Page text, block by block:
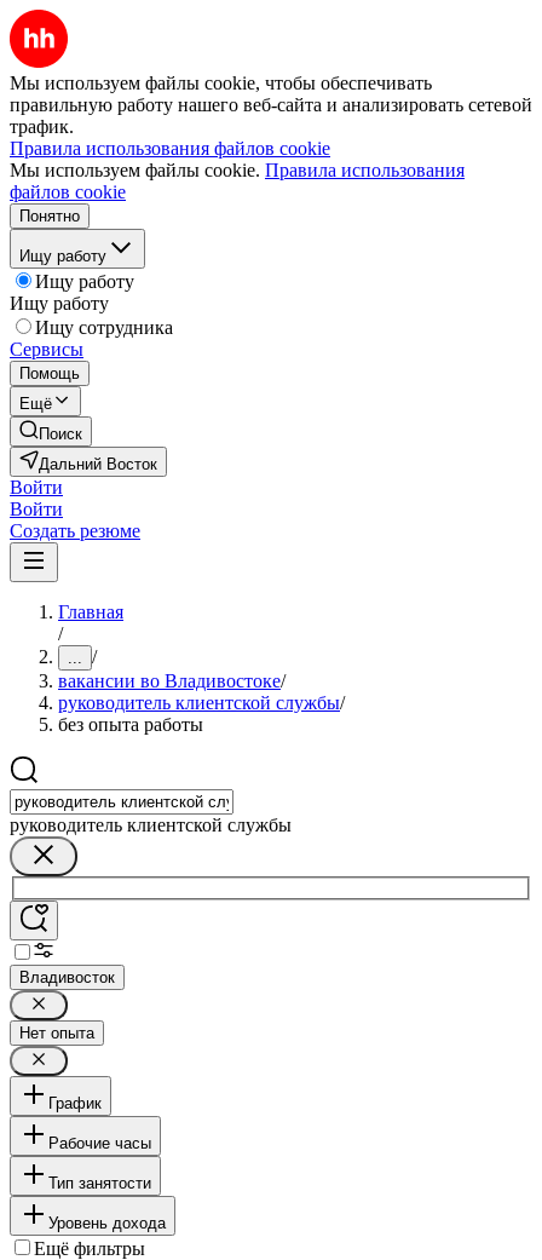
Мы используем файлы cookie, чтобы обеспечивать
правильную работу нашего веб-сайта и анализировать сетевой
трафик.
Правила использования файлов cookie
Мы используем файлы cookie. Правила использования
файлов cookie
Понятно
Ищу работу
Ищу работу
Ищу работу
Ищу сотрудника
Сервисы
Помощь
Ещё
Поиск
Дальний Восток
Войти
Войти
Создать резюме
Главная
/
... /
вакансии во Владивостоке/
руководитель клиентской службы/
без опыта работы
руководитель клиентской службы
Владивосток
Нет опыта
График
Рабочие часы
Тип занятости
Уровень дохода
Ещё фильтры